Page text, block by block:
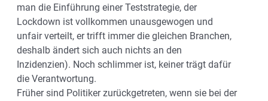
man die Einführung einer Teststrategie, der
Lockdown ist vollkommen unausgewogen und
unfair verteilt, er trifft immer die gleichen Branchen,
deshalb ändert sich auch nichts an den
Inzidenzien). Noch schlimmer ist, keiner trägt dafür
die Verantwortung.
Früher sind Politiker zurückgetreten, wenn sie bei der